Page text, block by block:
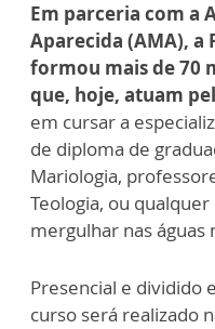
Em parceria com a
Aparecida (AMA), a
formou mais de 70
que, hoje, atuam
em cursar a
de diploma de
Mariologia,
Teologia, ou
mergulhar nas águas
Presencial e dividido
curso será realizado